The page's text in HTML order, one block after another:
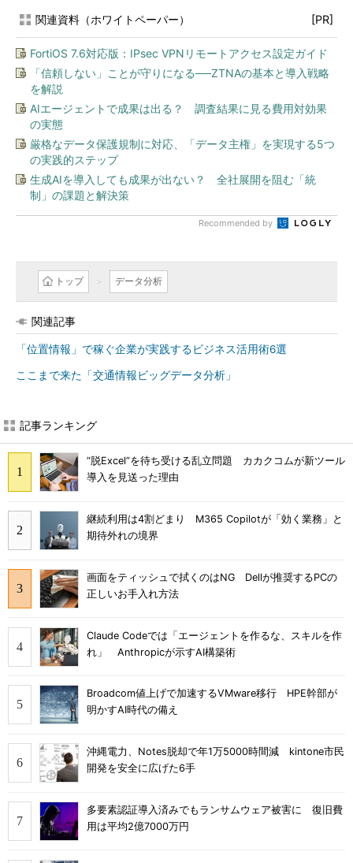
関連資料（ホワイトペーパー） [PR]
FortiOS 7.6対応版：IPsec VPNリモートアクセス設定ガイド
「信頼しない」ことが守りになる──ZTNAの基本と導入戦略
を解説
AIエージェントで成果は出る？ 調査結果に見る費用対効果
の実態
厳格なデータ保護規制に対応、「データ主権」を実現する5つ
の実践的ステップ
生成AIを導入しても成果が出ない？ 全社展開を阻む「統
制」の課題と解決策
Recommended by
トップ データ分析
関連記事
「位置情報」で稼ぐ企業が実践するビジネス活用術6選
ここまで来た「交通情報ビッグデータ分析」
記事ランキング
“脱Excel”を待ち受ける乱立問題 カカクコムが新ツール
導入を見送った理由
継続利用は4割どまり M365 Copilotが「効く業務」と
期待外れの境界
画面をティッシュで拭くのはNG Dellが推奨するPCの
正しいお手入れ方法
Claude Codeでは「エージェントを作るな、スキルを作
れ」 Anthropicが示すAI構築術
Broadcom値上げで加速するVMware移行 HPE幹部が
明かすAI時代の備え
沖縄電力、Notes脱却で年1万5000時間減 kintone市民
開発を安全に広げた6手
多要素認証導入済みでもランサムウェア被害に 復旧費
用は平均2億7000万円